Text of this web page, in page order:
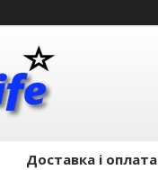
Доставка і оплата